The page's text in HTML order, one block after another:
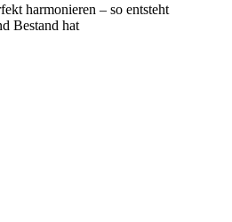
harmonieren – so entsteht
Bestand hat